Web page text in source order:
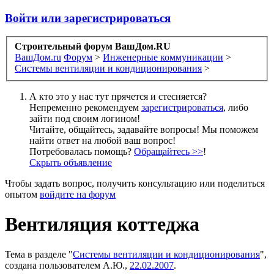
Войти или зарегистрироваться
Строительный форум ВашДом.RU
ВашДом.ru Форум > Инженерные коммуникации >
Системы вентиляции и кондиционирования >
А кто это у нас тут прячется и стесняется?
Непременно рекомендуем зарегистрироваться, либо
зайти под своим логином!
Читайте, общайтесь, задавайте вопросы! Мы поможем
найти ответ на любой ваш вопрос!
Потребовалась помощь? Обращайтесь >>!
Скрыть объявление
Чтобы задать вопрос, получить консультацию или поделиться
опытом войдите на форум
Вентиляция коттеджа
Тема в разделе "Системы вентиляции и кондиционирования",
создана пользователем А.Ю., 22.02.2007.